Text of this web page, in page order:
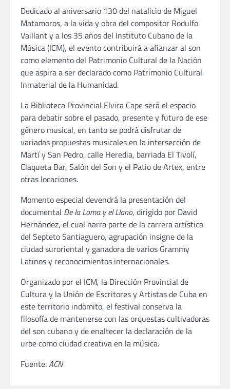
Dedicado al aniversario 130 del natalicio de Miguel
Matamoros, a la vida y obra del compositor Rodulfo
Vaillant y a los 35 años del Instituto Cubano de la
Música (ICM), el evento contribuirá a afianzar al son
como elemento del Patrimonio Cultural de la Nación
que aspira a ser declarado como Patrimonio Cultural
Inmaterial de la Humanidad.
La Biblioteca Provincial Elvira Cape será el espacio
para debatir sobre el pasado, presente y futuro de ese
género musical, en tanto se podrá disfrutar de
variadas propuestas musicales en la intersección de
Martí y San Pedro, calle Heredia, barriada El Tivolí,
Claqueta Bar, Salón del Son y el Patio de Artex, entre
otras locaciones.
Momento especial devendrá la presentación del
documental De la Loma y el Llano, dirigido por David
Hernández, el cual narra parte de la carrera artística
del Septeto Santiaguero, agrupación insigne de la
ciudad suroriental y ganadora de varios Grammy
Latinos y reconocimientos internacionales.
Organizado por el ICM, la Dirección Provincial de
Cultura y la Unión de Escritores y Artistas de Cuba en
este territorio indómito, el festival conserva la
filosofía de mantenerse con las orquestas cultivadoras
del son cubano y de enaltecer la declaración de la
urbe como ciudad creativa en la música.
Fuente:ACN